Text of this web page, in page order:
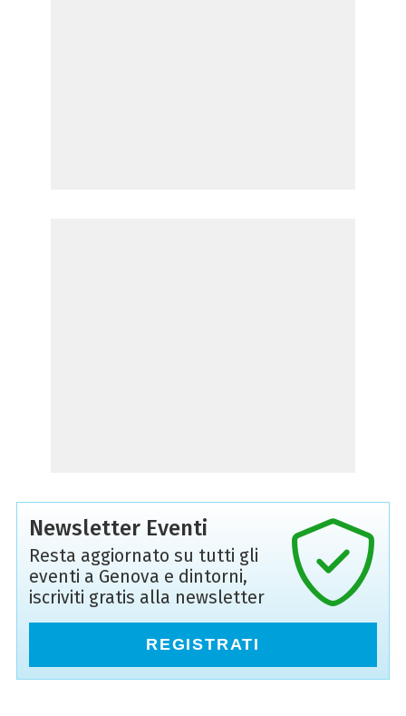
Newsletter Eventi
Resta aggiornato su tutti gli
eventi a Genova e dintorni,
iscriviti gratis alla newsletter
REGISTRATI